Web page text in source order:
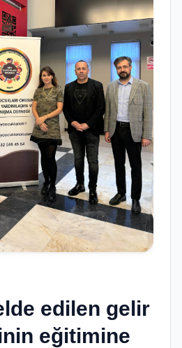
edilen gelir
eğitimine